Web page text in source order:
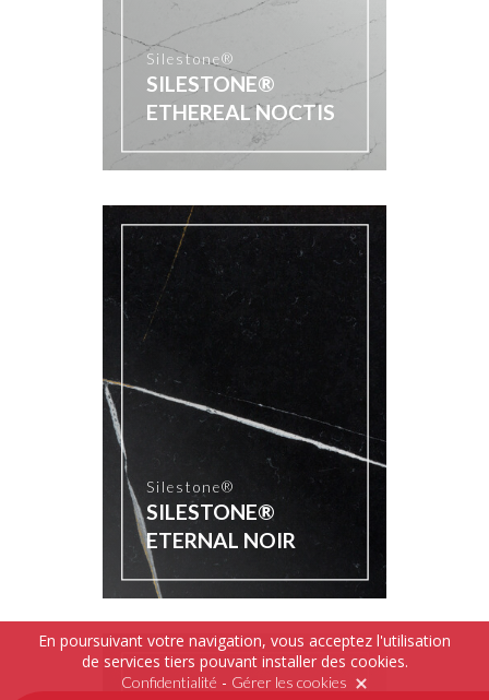
Silestone®
SILESTONE®
ETHEREAL NOCTIS
Silestone®
SILESTONE®
ETERNAL NOIR
En poursuivant votre navigation, vous acceptez l'utilisation
de services tiers pouvant installer des cookies.
Confidentialité - Gérer les cookies